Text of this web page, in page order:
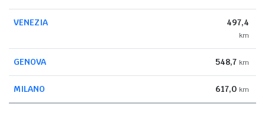
VENEZIA 497,4
km
GENOVA 548,7 km
MILANO 617,0 km